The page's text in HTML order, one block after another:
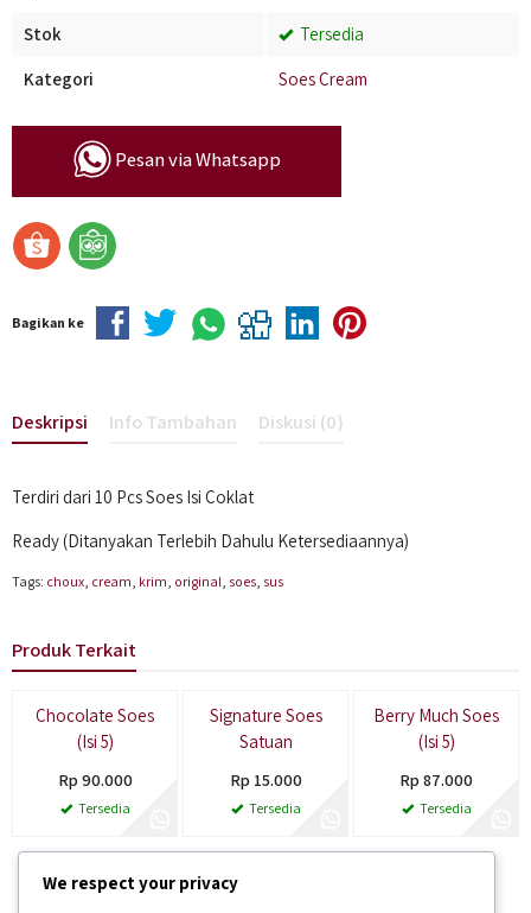
Stok
Tersedia
Kategori
Soes Cream
Pesan via Whatsapp
Bagikan ke
Deskripsi Info Tambahan Diskusi (0)
Terdiri dari 10 Pcs Soes Isi Coklat
Ready (Ditanyakan Terlebih Dahulu Ketersediaannya)
Tags: choux, cream, krim, original, soes, sus
Produk Terkait
Chocolate Soes
(Isi 5)
Rp 90.000
Tersedia
Paling Laris
Signature Soes
Satuan
Rp 15.000
Tersedia
Berry Much Soes
(Isi 5)
Rp 87.000
Tersedia
We respect your privacy